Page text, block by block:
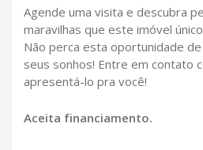
Agende uma visita e descubra
maravilhas que este imóvel
Não perca esta oportunidade
seus sonhos! Entre em contato
apresentá-lo pra você!
Aceita financiamento.